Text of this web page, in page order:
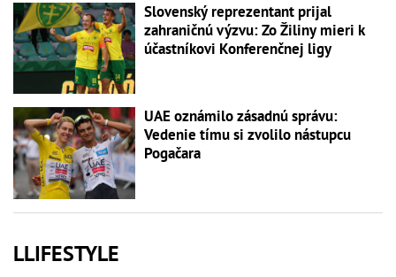
Slovenský reprezentant prijal
zahraničnú výzvu: Zo Žiliny mieri k
účastníkovi Konferenčnej ligy
UAE oznámilo zásadnú správu:
Vedenie tímu si zvolilo nástupcu
Pogačara
LLIFESTYLE